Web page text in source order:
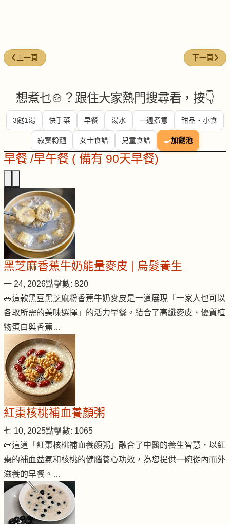
上一篇文章: 今日煮意 (#247)
上一頁 下一篇文
下一頁
想煮乜🍲？跟住大家熱門搜尋看，按👇
3餸1湯 快手菜 早餐 湯水 一週煮意 甜品・小食
寂寞粉麵 女士食譜 兒童食譜 🍳加餸池
早餐 /早午餐 ( 備有 90天早餐)
黑芝麻香蕉牛奶能量麥皮 | 烏髮養生
一 24, 2026點擊數: 820
🥗這款黑豆黑芝麻粉香蕉牛奶麥皮是一道展現「一家人也可以
各取所需的美味選擇」的活力早餐。結合了高纖麥皮、優質植
物蛋白與香蕉…
紅棗核桃補血養顏粥
七 10, 2025點擊數: 1065
📜這道「紅棗核桃補血養顏粥」融合了中醫的養生智慧，以紅
棗的補血益氣和核桃的健腦養心功效，為您提供一碗從內而外
滋養的早餐。…